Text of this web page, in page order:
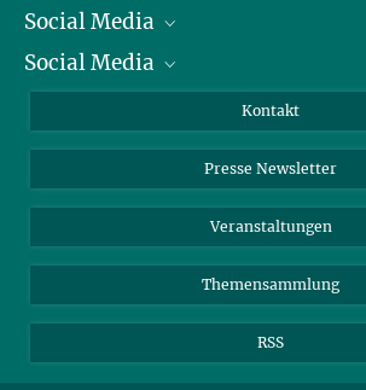
Präsident
Zahlen und Fakten
Meldestelle Fehlverhalten
Social Media
Bluesky
TikTok
Social Media
Instagram
YouTube
Kontakt
Presse Newsletter
Veranstaltungen
Themensammlung
RSS